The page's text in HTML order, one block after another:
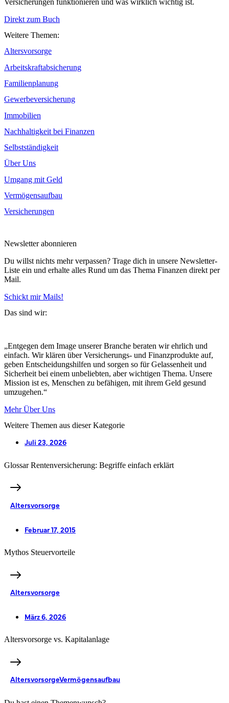
Versicherungen funktionieren und was wirklich wichtig ist.
Direkt zum Buch
Weitere Themen:
Altersvorsorge
Arbeitskraftabsicherung
Familienplanung
Gewerbeversicherung
Immobilien
Nachhaltigkeit bei Finanzen
Selbstständigkeit
Über Uns
Umgang mit Geld
Vermögensaufbau
Versicherungen
Newsletter abonnieren
Du willst nichts mehr verpassen? Trage dich in unsere Newsletter-
Liste ein und erhalte alles Rund um das Thema Finanzen direkt per
Mail.
Schickt mir Mails!
Das sind wir:
„Entgegen dem Image unserer Branche beraten wir ehrlich und
einfach. Wir klären über Versicherungs- und Finanzprodukte auf,
geben Entscheidungshilfen und sorgen so für Gelassenheit und
Sicherheit bei einem unbeliebten, aber wichtigen Thema. Unsere
Mission ist es, Menschen zu befähigen, mit ihrem Geld gesund
umzugehen.“
Mehr Über Uns
Weitere Themen aus dieser Kategorie
Juli 23, 2026
Glossar Rentenversicherung: Begriffe einfach erklärt
Altersvorsorge
Februar 17, 2015
Mythos Steuervorteile
Altersvorsorge
März 6, 2026
Altersvorsorge vs. Kapitalanlage
AltersvorsorgeVermögensaufbau